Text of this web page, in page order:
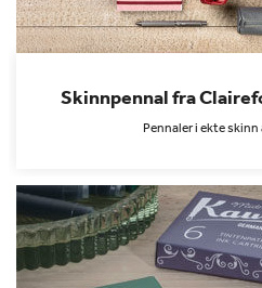
Skinnpennal fra
Pennaler i ekte